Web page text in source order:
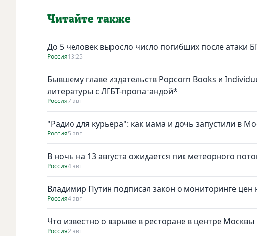
Читайте также
До 5 человек выросло число погибших после атаки
Россия13:25
Бывшему главе издательств Popcorn Books и
литературы с ЛГБТ-пропагандой*
Россия7 авг
"Радио для курьера": как мама и дочь запустили в
Россия5 авг
В ночь на 13 августа ожидается пик метеорного
Россия4 авг
Владимир Путин подписал закон о мониторинге цен
Россия4 авг
Что известно о взрыве в ресторане в центре Москвы
Россия2 авг